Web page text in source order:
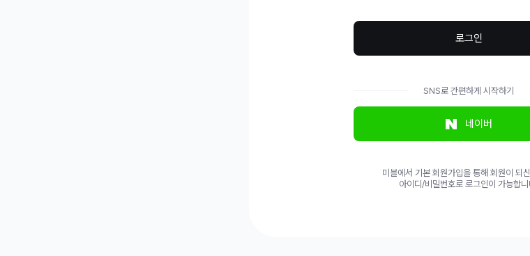
로그인
SNS로 간편하게 시작하기
네이버
미블에서 기본 회원가입을 통해 회원이 되
아이디/비밀번호로 로그인이 가능합